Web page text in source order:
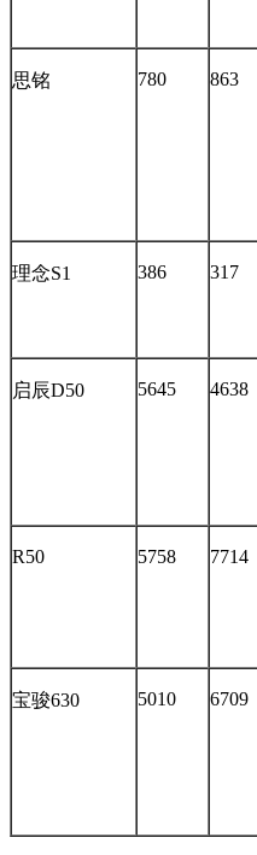
思铭 780 863
理念S1 386 317
启辰D50 5645 4638
R50 5758 7714
宝骏630 5010 6709